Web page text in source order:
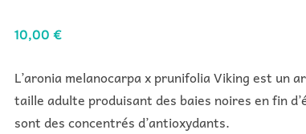
10,00 €
L’aronia melanocarpa x prunifolia Viking est un
taille adulte produisant des baies noires en fin
sont des concentrés d’antioxydants.